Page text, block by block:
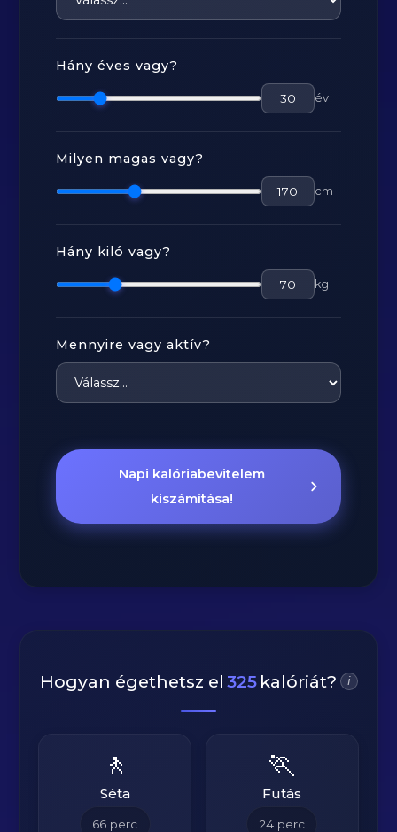
Hány éves vagy?
év
Milyen magas vagy?
cm
Hány kiló vagy?
kg
Mennyire vagy aktív?
Napi kalóriabevitelem
kiszámítása!
Hogyan égethetsz el 325 kalóriát? i
🚶
Séta
66 perc
🏃
Futás
24 perc